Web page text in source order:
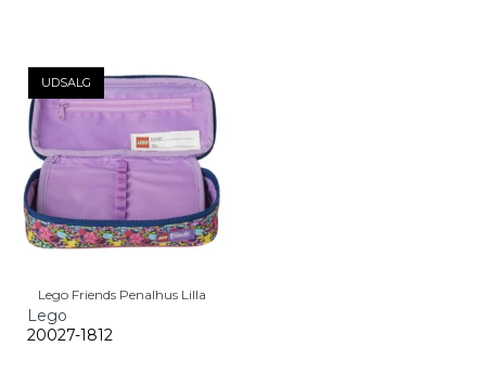
UDSALG
Lego Friends Penalhus Lilla
Lego
20027-1812